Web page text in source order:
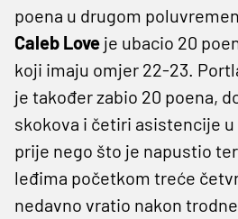
poena u drugom
Caleb Love je ubacio 20
koji imaju omjer 22-23.
je također zabio 20 poena,
skokova i četiri asistencije u
prije nego što je napustio
leđima početkom treće
nedavno vratio nakon